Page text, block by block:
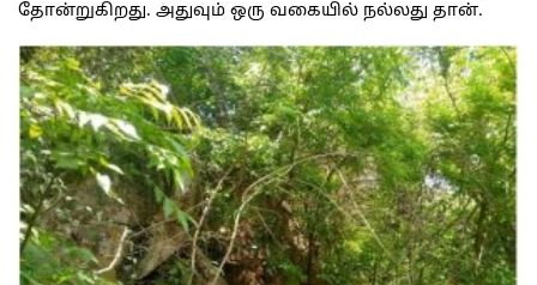
தோன்றுகிறது. அதுவும் ஒரு வகையில் நல்லது தான்.